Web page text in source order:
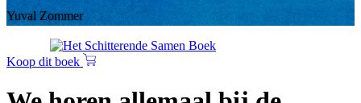
Yuval Zommer
Koop dit boek